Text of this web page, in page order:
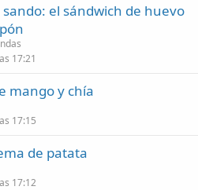
el sándwich de huevo
17:21
mango y chía
17:15
de patata
17:12